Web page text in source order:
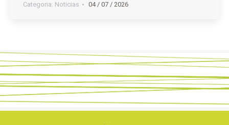
Categoria: Noticias 04 / 07 / 2026